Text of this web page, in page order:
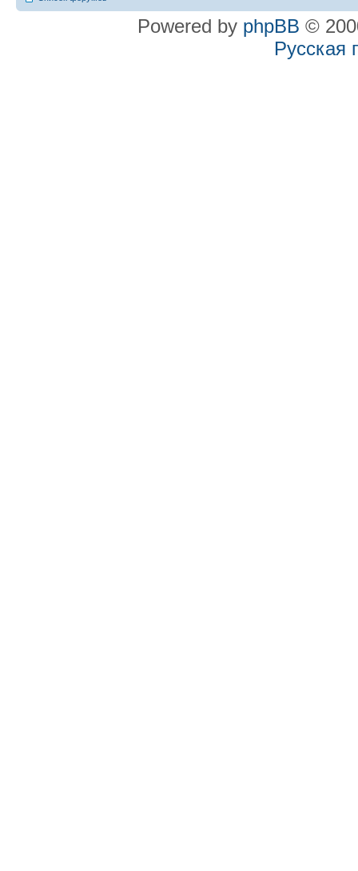
Powered by phpBB ©
Русская